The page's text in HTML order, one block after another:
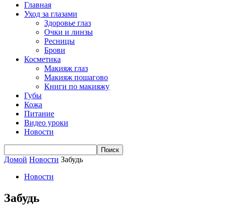
Главная
Уход за глазами
Здоровье глаз
Очки и линзы
Ресницы
Брови
Косметика
Макияж глаз
Макияж пошагово
Книги по макияжу
Губы
Кожа
Питание
Видео уроки
Новости
Домой Новости Забудь
Новости
Забудь